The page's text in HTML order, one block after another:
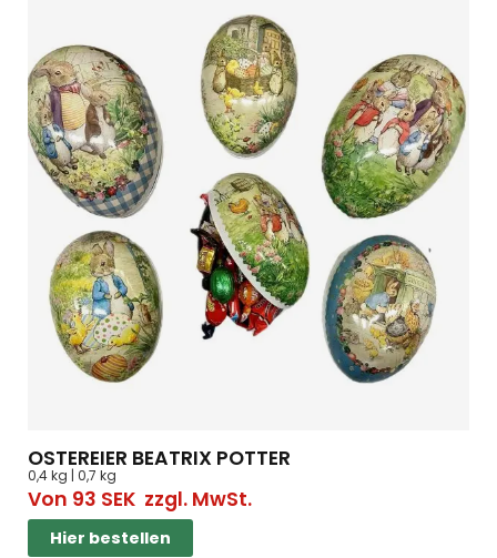
OSTEREIER BEATRIX POTTER
0,4 kg | 0,7 kg
Von 93 SEKzzgl. MwSt.
Hier bestellen